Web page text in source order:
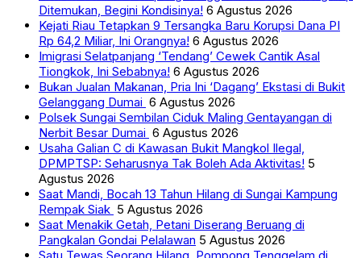
Ditemukan, Begini Kondisinya! 6 Agustus 2026
Kejati Riau Tetapkan 9 Tersangka Baru Korupsi Dana PI
Rp 64,2 Miliar, Ini Orangnya! 6 Agustus 2026
Imigrasi Selatpanjang ‘Tendang’ Cewek Cantik Asal
Tiongkok, Ini Sebabnya! 6 Agustus 2026
Bukan Jualan Makanan, Pria Ini ‘Dagang’ Ekstasi di Bukit
Gelanggang Dumai 6 Agustus 2026
Polsek Sungai Sembilan Ciduk Maling Gentayangan di
Nerbit Besar Dumai 6 Agustus 2026
Usaha Galian C di Kawasan Bukit Mangkol Ilegal,
DPMPTSP: Seharusnya Tak Boleh Ada Aktivitas! 5
Agustus 2026
Saat Mandi, Bocah 13 Tahun Hilang di Sungai Kampung
Rempak Siak 5 Agustus 2026
Saat Menakik Getah, Petani Diserang Beruang di
Pangkalan Gondai Pelalawan 5 Agustus 2026